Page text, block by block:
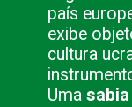
país
exibe
cultura
Umasabia